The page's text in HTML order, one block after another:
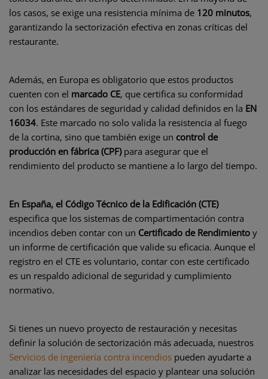
los casos, se exige una resistencia mínima de 120 minutos,
garantizando la sectorización efectiva en zonas críticas del
restaurante.
Además, en Europa es obligatorio que estos productos
cuenten con el marcado CE, que certifica su conformidad
con los estándares de seguridad y calidad definidos en la EN
16034. Este marcado no solo valida la resistencia al fuego
de la cortina, sino que también exige un control de
producción en fábrica (CPF)para asegurar que el
rendimiento del producto se mantiene a lo largo del tiempo.
En España, el Código Técnico de la Edificación (CTE)
especifica que los sistemas de compartimentación contra
incendios deben contar con un Certificado de Rendimiento y
un informe de certificación que valide su eficacia. Aunque el
registro en el CTE es voluntario, contar con este certificado
es un respaldo adicional de seguridad y cumplimiento
normativo.
Si tienes un nuevo proyecto de restauración y necesitas
definir la solución de sectorización más adecuada, nuestros
Servicios de ingeniería contra incendios pueden ayudarte a
analizar las necesidades del espacio y plantear una solución